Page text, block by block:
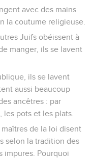
avec des mains
la coutume religieuse.
Juifs obéissent à
manger, ils se lavent
ils se lavent
aussi beaucoup
ancêtres : par
pots et les plats.
maîtres de la loi disent
selon la tradition des
impures. Pourquoi